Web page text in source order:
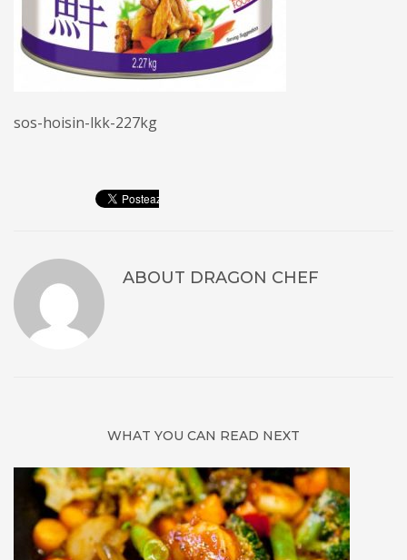
sos-hoisin-lkk-227kg
ABOUT DRAGON CHEF
WHAT YOU CAN READ NEXT